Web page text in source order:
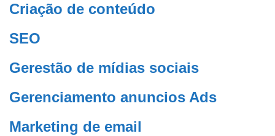
Criação de conteúdo
SEO
Gerestão de mídias sociais
Gerenciamento anuncios Ads
Marketing de email